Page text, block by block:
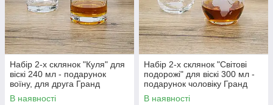
Набір 2-х склянок "Куля" для
віскі 240 мл - подарунок
воїну, для друга Гранд
Презент GP241200P
В наявності
Набір 2-х склянок "Світові
подорожі" для віскі 300 мл -
подарунок чоловіку Гранд
Презент GP24119K
В наявності